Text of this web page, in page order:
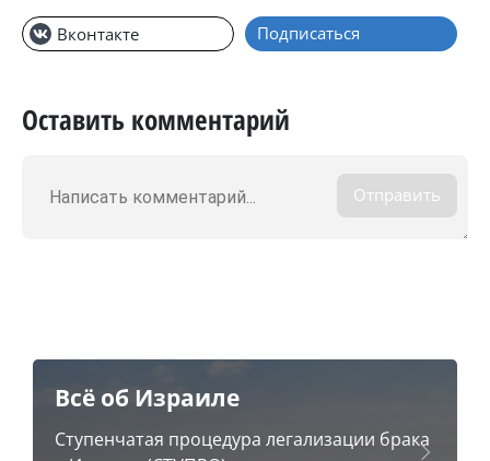
Вконтакте Подписаться
Оставить комментарий
Отправить
Всё об Израиле
Ступенчатая процедура легализации брака